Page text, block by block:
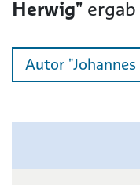
Herwig" ergab
Autor